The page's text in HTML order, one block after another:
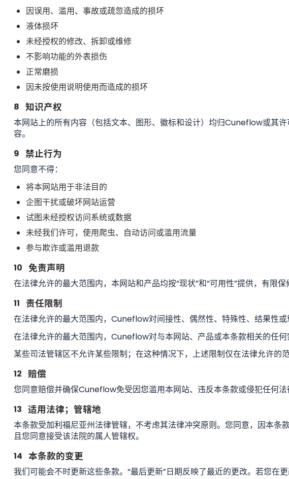
因误用、滥用、事故或疏忽造成的损坏
液体损坏
未经授权的修改、拆卸或维修
不影响功能的外表损伤
正常磨损
因未按使用说明使用而造成的损坏
8 知识产权
本网站上的所有内容（包括文本、图形、徽标和设计）均归Cuneflow或其
容。
9 禁止行为
您同意不得：
将本网站用于非法目的
企图干扰或破坏网站运营
试图未经授权访问系统或数据
未经我们许可，使用爬虫、自动访问或滥用流量
参与欺诈或滥用退款
10 免责声明
在法律允许的最大范围内，本网站和产品均按“现状”和“可用性”提供，有限保
11
责任限制
在法律允许的最大范围内，Cuneflow对间接性、偶然性、特殊性、结果性
在法律允许的最大范围内，Cuneflow对与本网站、产品或本条款相关的任
某些司法管辖区不允许某些限制；在这种情况下，上述限制仅在法律允许的范
12 赔偿
您同意赔偿并确保Cuneflow免受因您滥用本网站、违反本条款或侵犯任何
13 适用法律；管辖地
本条款受加利福尼亚州法律管辖，不考虑其法律冲突原则。您同意，因本
且您同意接受该法院的属人管辖权。
14 本条款的变更
我们可能会不时更新这些条款。“最后更新”日期反映了最近的更改。若您在